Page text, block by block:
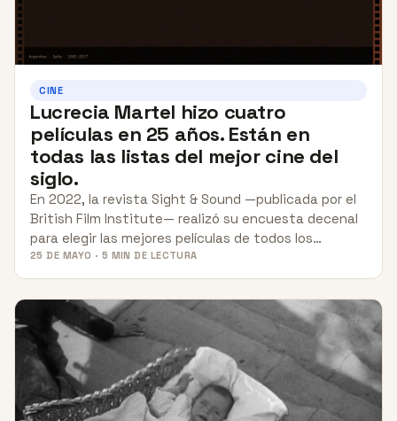
CINE
Lucrecia Martel hizo cuatro
películas en 25 años. Están en
todas las listas del mejor cine del
siglo.
En 2022, la revista Sight & Sound —publicada por el
British Film Institute— realizó su encuesta decenal
para elegir las mejores películas de todos los…
25 DE MAYO · 5 MIN DE LECTURA